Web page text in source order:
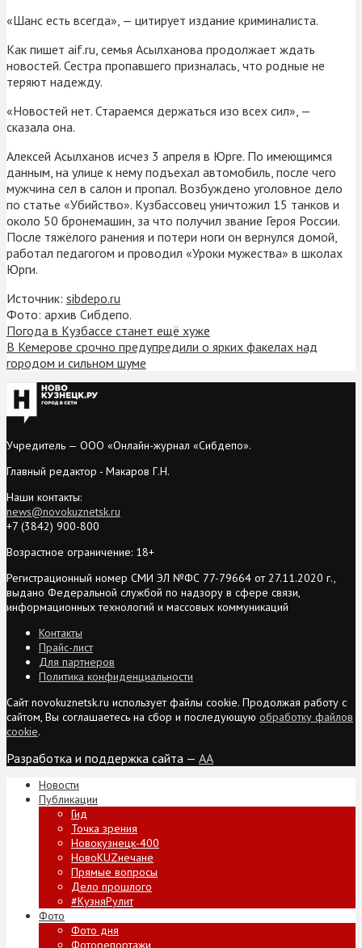
«Шанс есть всегда», — цитирует издание криминалиста.
Как пишет aif.ru, семья Асылханова продолжает ждать
новостей. Сестра пропавшего призналась, что родные не
теряют надежду.
«Новостей нет. Стараемся держаться изо всех сил», —
сказала она.
Алексей Асылханов исчез 3 апреля в Юрге. По имеющимся
данным, на улице к нему подъехал автомобиль, после чего
мужчина сел в салон и пропал. Возбуждено уголовное дело
по статье «Убийство». Кузбассовец уничтожил 15 танков и
около 50 бронемашин, за что получил звание Героя России.
После тяжёлого ранения и потери ноги он вернулся домой,
работал педагогом и проводил «Уроки мужества» в школах
Юрги.
Источник: sibdepo.ru
Фото: архив Сибдепо.
Погода в Кузбассе станет ещё хуже
В Кемерове срочно предупредили о ярких факелах над
городом и сильном шуме
Учредитель — ООО «Онлайн-журнал «Сибдепо».
Главный редактор - Макаров Г.Н.
Наши контакты:
news@novokuznetsk.ru
+7 (3842) 900-800
Возрастное ограничение: 18+
Регистрационный номер СМИ ЭЛ №ФС 77-79664 от 27.11.2020 г.,
выдано Федеральной службой по надзору в сфере связи,
информационных технологий и массовых коммуникаций
Контакты
Прайс-лист
Для партнеров
Политика конфиденциальности
Сайт novokuznetsk.ru использует файлы cookie. Продолжая работу с
сайтом, Вы соглашаетесь на сбор и последующую обработку файлов
cookie.
Разработка и поддержка сайта — AA
Новости
Публикации
Гид
Точка зрения
Новокузнецк-400
НовоKUZнечане
Прямые вопросы
Дело прошлого
#КузняРулит
Фото
Фото дня
Фоторепортажи